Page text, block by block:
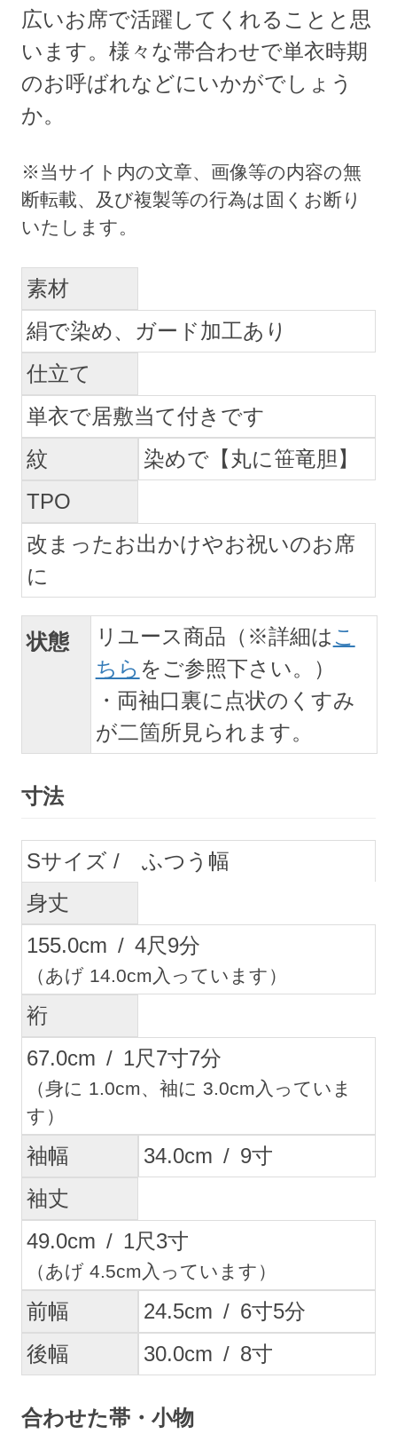
広いお席で活躍してくれることと思
います。様々な帯合わせで単衣時期
のお呼ばれなどにいかがでしょう
か。
素材
絹で染め、ガード加工あり
仕立て
単衣で居敷当て付きです
紋
染めで【丸に笹竜胆】
TPO
改まったお出かけやお祝いのお席
に
状態 リユース商品（※詳細は こ
ちら をご参照下さい。）
・両袖口裏に点状のくすみ
が二箇所見られます。
寸法
S
ふつう幅
身丈
155.0cm / 4尺9分
（あげ 14.0cm入っています）
裄
67.0cm / 1尺7寸7分
（身に 1.0cm、袖に 3.0cm入っていま
す）
袖幅 34.0cm / 9寸
袖丈
49.0cm / 1尺3寸
（あげ 4.5cm入っています）
前幅 24.5cm / 6寸5分
後幅
30.0cm / 8寸
合わせた帯・小物